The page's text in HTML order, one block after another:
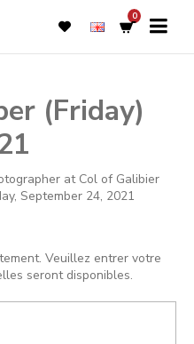
0
(Friday)
at Col of Galibier
September 24, 2021
Veuillez entrer votre
seront disponibles.